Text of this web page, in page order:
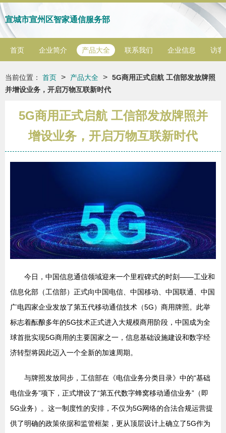
宣城市宣州区智家通信服务部
首页 企业简介 产品大全 联系我们 企业信息 访客
当前位置： 首页 > 产品大全 > 5G商用正式启航 工信部发放牌照
并增设业务，开启万物互联新时代
5G商用正式启航 工信部发放牌照并
增设业务，开启万物互联新时代
今日，中国信息通信领域迎来一个里程碑式的时刻——工业和
信息化部（工信部）正式向中国电信、中国移动、中国联通、中国
广电四家企业发放了第五代移动通信技术（5G）商用牌照。此举
标志着酝酿多年的5G技术正式进入大规模商用阶段，中国成为全
球首批实现5G商用的主要国家之一，信息基础设施建设和数字经
济转型将因此迈入一个全新的加速周期。
与牌照发放同步，工信部在《电信业务分类目录》中的“基础
电信业务”项下，正式增设了“第五代数字蜂窝移动通信业务”（即
5G业务）。这一制度性的安排，不仅为5G网络的合法合规运营提
供了明确的政策依据和监管框架，更从顶层设计上确立了5G作为